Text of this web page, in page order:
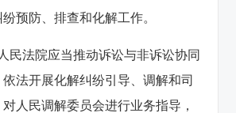
预防、排查和化解工作。
民法院应当推动诉讼与非诉讼协同
法开展化解纠纷引导、调解和司
人民调解委员会进行业务指导，